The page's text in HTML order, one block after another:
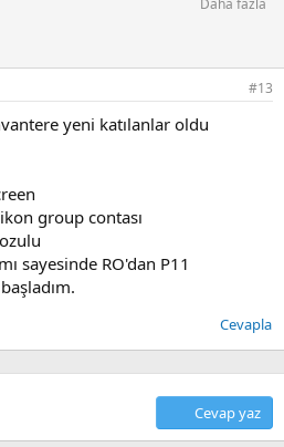
#13
yeni katılanlar oldu
group contası
sayesinde RO'dan P11
Cevapla
Cevap yaz